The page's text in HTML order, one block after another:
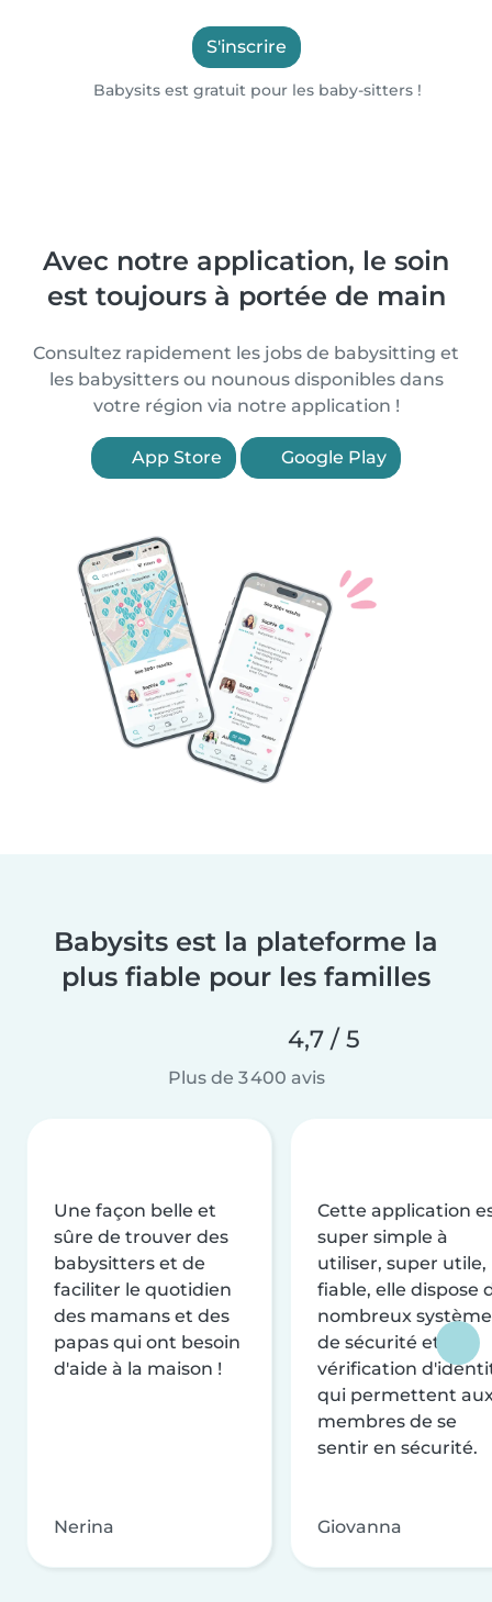
S'inscrire
Babysits est gratuit pour les baby-sitters !
Avec notre application, le soin
est toujours à portée de main
Consultez rapidement les jobs de babysitting et
les babysitters ou nounous disponibles dans
votre région via notre application !
App Store Google Play
Babysits est la plateforme la
plus fiable pour les familles
4,7 / 5
Plus de 3 400 avis
Une façon belle et
sûre de trouver des
babysitters et de
faciliter le quotidien
des mamans et des
papas qui ont besoin
d'aide à la maison !
Nerina
Cette application
super simple à
utiliser, super utile,
fiable, elle dispose
nombreux
de sécurité et de
vérification
qui permettent
membres de se
sentir en sécurité.
Giovanna